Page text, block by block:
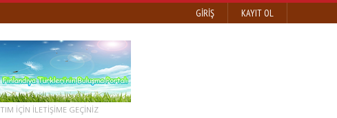
KAYIT OL
GIRIŞ
IÇIN ILETIŞIME GEÇINIZ